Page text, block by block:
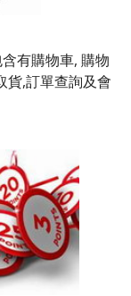
有購物車, 購物
貨,訂單查詢及會